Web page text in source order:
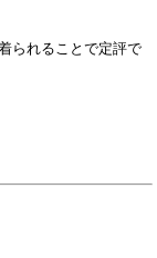
られることで定評で